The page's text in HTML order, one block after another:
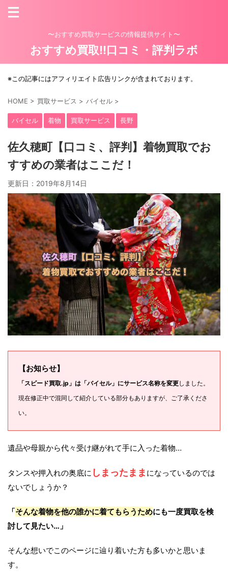
〜おすすめ買取サービスの情報提供サイト〜
おすすめ買取!!口コミ・評判ラボ
※この記事にはアフィリエイト広告リンクが含まれております。
HOME > 買取サービス > バイセル >
バイセル 着物 買取サービス 長野
佐久穂町【口コミ、評判】着物買取でお
すすめの業者はここだ！
更新日： 2019年8月14日
【お知らせ】
「スピード買取.jp」は「バイセル」にサービス名称を変更しました。
現在修正中で混同して紹介している部分もありますが、ご了承くださ
い。
遺品や母親から代々受け継がれて手に入った着物…
タンスや押入れの奥底に しまったまま になっているのでは
ないでしょうか？
「そんな着物を他の誰かに着てもらうためにも一度買取を検
討して見たい…」
そんな想いでこのページに辿り着いた方も多いかと思いま
す。